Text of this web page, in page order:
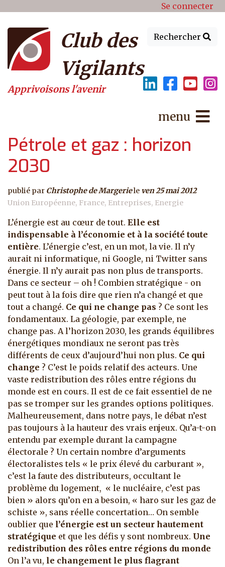
Menu du compte de Se connecter
Rechercher
Club des
Vigilants
Apprivoisons l'avenir
menu
Pétrole et gaz : horizon
2030
publié par Christophe de Margeriele ven 25 mai 2012
Union Européenne France Entreprises Energie
L’énergie est au cœur de tout. Elle est
indispensable à l’économie et à la société toute
entière. L’énergie c’est, en un mot, la vie. Il n’y
aurait ni informatique, ni Google, ni Twitter sans
énergie. Il n’y aurait pas non plus de transports.
Dans ce secteur – oh ! Combien stratégique - on
peut tout à la fois dire que rien n’a changé et que
tout a changé. Ce qui ne change pas ? Ce sont les
fondamentaux. La géologie, par exemple, ne
change pas. A l’horizon 2030, les grands équilibres
énergétiques mondiaux ne seront pas très
différents de ceux d’aujourd’hui non plus. Ce qui
change ? C’est le poids relatif des acteurs. Une
vaste redistribution des rôles entre régions du
monde est en cours. Il est de ce fait essentiel de ne
pas se tromper sur les grandes options politiques.
Malheureusement, dans notre pays, le débat n’est
pas toujours à la hauteur des vrais enjeux. Qu’a-t-on
entendu par exemple durant la campagne
électorale ? Un certain nombre d’arguments
électoralistes tels « le prix élevé du carburant »,
c’est la faute des distributeurs, occultant le
problème du logement, « le nucléaire, c’est pas
bien » alors qu’on en a besoin, « haro sur les gaz de
schiste », sans réelle concertation… On semble
oublier que l’énergie est un secteur hautement
stratégique et que les défis y sont nombreux. Une
redistribution des rôles entre régions du monde
On l’a vu, le changement le plus flagrant